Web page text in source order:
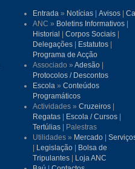
Entrada » Notícias |Avisos |
ANC » Boletins Informativos |
Historial |Corpos Sociais |
Delegações | Estatutos |
Programa de Acção
Associado »Adesão |
Protocolos / Descontos
Escola »Conteúdos
Programáticos
Actividades »Cruzeiros |
Regatas | Escola / Cursos |
Tertúlias | Palestras
Utilidades » Mercado |
| Legislação | Bolsa de
Tripulantes | Loja ANC